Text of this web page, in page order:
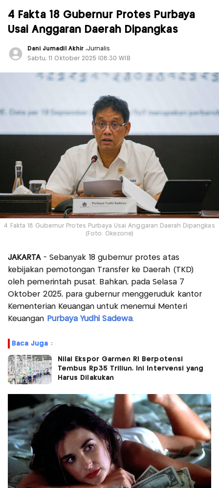
4 Fakta 18 Gubernur Protes Purbaya
Usai Anggaran Daerah Dipangkas
Dani Jumadil Akhir ,Jurnalis
Sabtu, 11 Oktober 2025 |08:30 WIB
4 Fakta 18 Gubernur Protes Purbaya Usai Anggaran Daerah Dipangkas
(Foto: Okezone)
JAKARTA- Sebanyak 18 gubernur protes atas
kebijakan pemotongan Transfer ke Daerah (TKD)
oleh pemerintah pusat. Bahkan, pada Selasa 7
Oktober 2025, para gubernur menggeruduk kantor
Kementerian Keuangan untuk menemui Menteri
Keuangan Purbaya Yudhi Sadewa.
Baca Juga :
Nilai Ekspor Garmen RI Berpotensi
Tembus Rp35 Triliun, Ini Intervensi yang
Harus Dilakukan